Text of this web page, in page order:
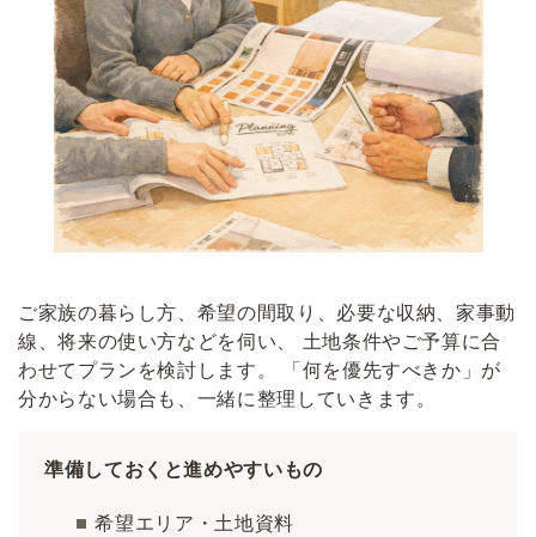
ご家族の暮らし方、希望の間取り、必要な収納、家事動
線、将来の使い方などを伺い、 土地条件やご予算に合
わせてプランを検討します。 「何を優先すべきか」が
分からない場合も、一緒に整理していきます。
準備しておくと進めやすいもの
希望エリア・土地資料